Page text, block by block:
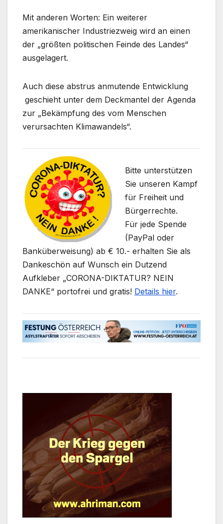
Mit anderen Worten: Ein weiterer
amerikanischer Industriezweig wird an einen
der „größten politischen Feinde des Landes“
ausgelagert.
Auch diese abstrus anmutende Entwicklung
geschieht unter dem Deckmantel der Agenda
zur „Bekämpfung des vom Menschen
verursachten Klimawandels“.
Bitte unterstützen
Sie unseren Kampf
für Freiheit und
Bürgerrechte.
Für jede Spende
(PayPal oder
Banküberweisung) ab € 10.- erhalten Sie als
Dankeschön auf Wunsch ein Dutzend
Aufkleber „CORONA-DIKTATUR? NEIN
DANKE“ portofrei und gratis! Details hier.